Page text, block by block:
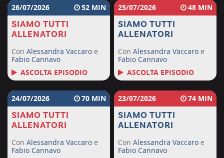
26/07/2026 52
SIAMO TUTTI
ALLENATORI
Con Alessandra Vaccaro e
Fabio Cannavo
ASCOLTA EPISODIO
25/07/2026 48
SIAMO TUTTI
ALLENATORI
ConAlessandra Vaccaro e
Fabio Cannavo
ASCOLTA EPISODIO
24/07/2026 70
SIAMO TUTTI
ALLENATORI
Con Alessandra Vaccaro e
Fabio Cannavo
23/07/2026 74
SIAMO TUTTI
ALLENATORI
ConAlessandra Vaccaro e
Fabio Cannavo